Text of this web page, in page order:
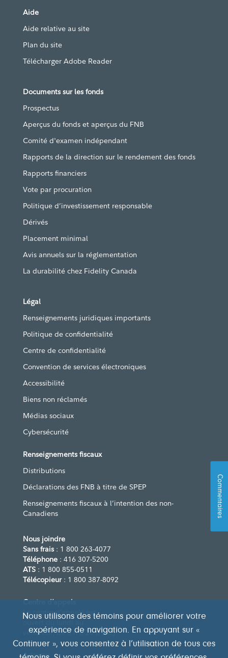
Aide
Aide relative au site
Plan du site
Télécharger Adobe Reader
Documents sur les fonds
Prospectus
Aperçus du fonds et aperçus du FNB
Comité d'examen indépendant
Rapports de la direction sur le rendement des fonds
Rapports financiers
Vote par procuration
Politique d’investissement responsable
Dérivés
Placement minimal
Avis annuels sur la réglementation
La durabilité chez Fidelity Canada
Légal
Renseignements juridiques importants
Politique de confidentialité
Centre de confidentialité
Convention de services électroniques
Accessibilité
Biens non réclamés
Médias sociaux
Cybersécurité
Renseignements fiscaux
Distributions
Déclarations des FNB à titre de SPEP
Renseignements fiscaux à l’intention des non-
Canadiens
Nous joindre
Sans frais: 1 800 263-4077
Téléphone : 416 307-5200
ATS : 1 800 855-0511
Télécopieur: 1 800 387-8092
Centre d’appels
Le centre d’appels est
vendredi, de 8 h à 20 h (HE)
Adresse
Nous utilisons des témoins pour améliorer votre
expérience de navigation. En appuyant sur «
Continuer », vous consentez à l’utilisation de tous ces
Commentaires